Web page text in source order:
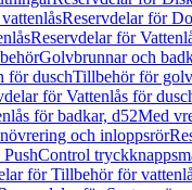
Reservdelar för
Reservdelar för
Golvbrunnar och
för duschTillbehör för
för Vattenlås för
för badkar, d52Med
och inloppsrör
för Tillbehör för